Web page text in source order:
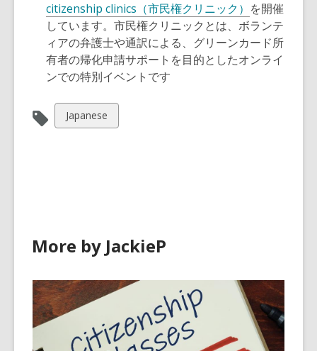
citizenship clinics（市民権クリニック） を開催
しています。市民権クリニックとは、ボランテ
ィアの弁護士や通訳による、グリーンカード所
有者の帰化申請サポートを目的としたオンライ
ンでの特別イベントです
View
all
Japanese
More by JackieP